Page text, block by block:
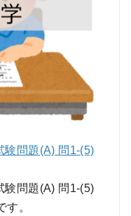
験問題(A) 問1-(5)
験問題(A) 問1-(5)
。